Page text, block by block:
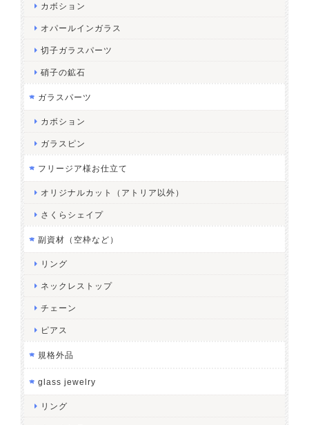
カボション
オパールインガラス
切子ガラスパーツ
硝子の鉱石
ガラスパーツ
カボション
ガラスピン
フリージア様お仕立て
オリジナルカット（アトリア以外）
さくらシェイプ
副資材（空枠など）
リング
ネックレストップ
チェーン
ピアス
規格外品
glass jewelry
リング